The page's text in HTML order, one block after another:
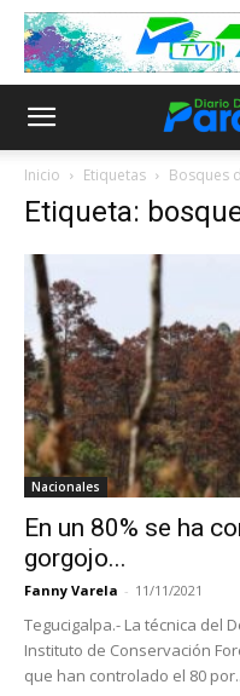
Inicio Etiquetas Bosques
Etiqueta:
Nacionales
En un 80% se ha
gorgojo...
Fanny Varela - 11/11/2021
Tegucigalpa.- La técnica del
Instituto de Conservación
que han controlado el 80